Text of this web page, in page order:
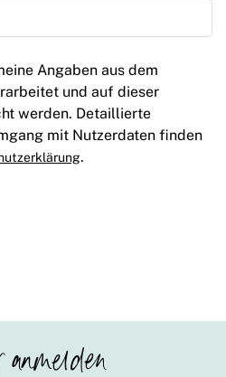
Angaben aus dem
und auf dieser
werden. Detaillierte
mit Nutzerdaten finden
.